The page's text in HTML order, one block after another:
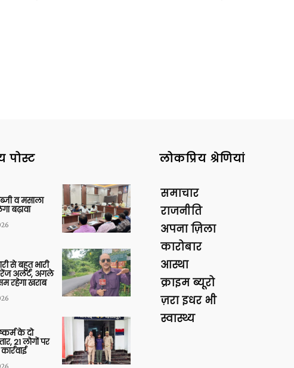
पोस्ट
व मसाला
बढ़ावा
से बहुत भारी
अलर्ट, अगले
रहेगा खराब
के दो
21 लोगों पर
लोकप्रिय श्रेणियां
समाचार
राजनीति
अपना ज़िला
कारोबार
आस्था
क्राइम ब्यूरो
ज़रा इधर भी
स्वास्थ्य